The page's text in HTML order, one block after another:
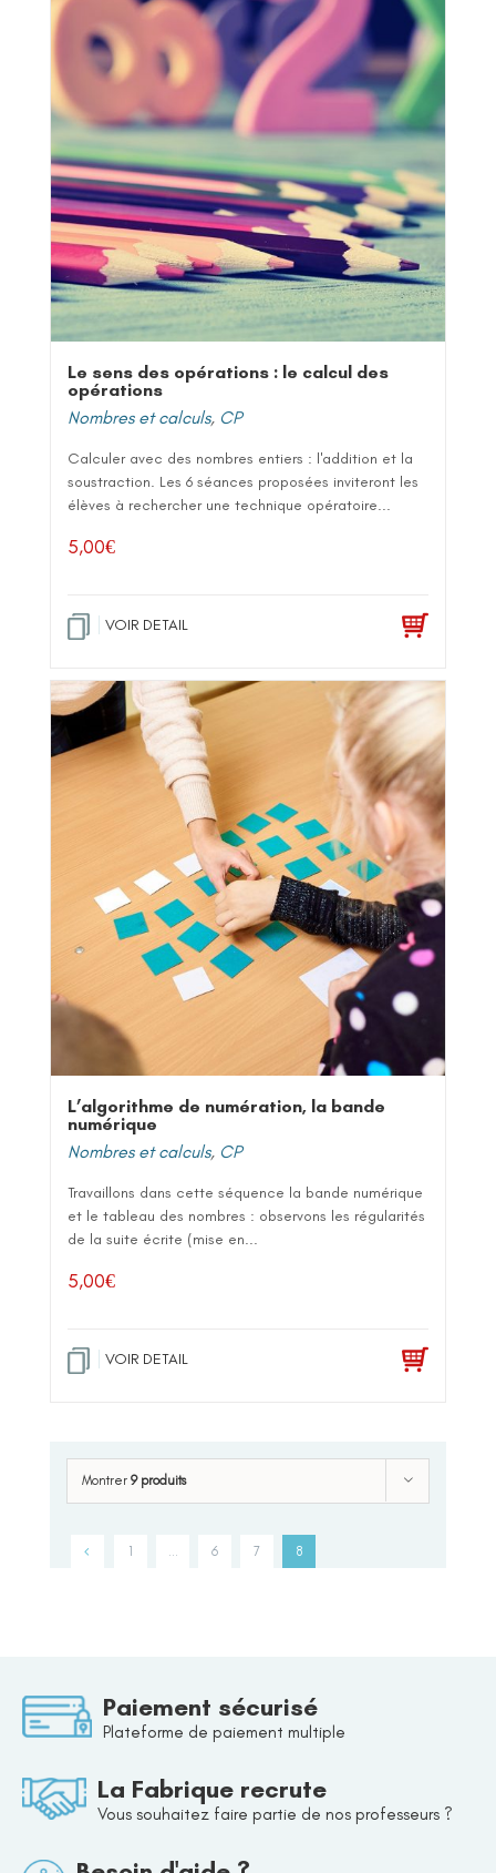
Le sens des opérations : le calcul des
opérations
Nombres et calculs, CP
Calculer avec des nombres entiers : l'addition et la
soustraction. Les 6 séances proposées inviteront les
élèves à rechercher une technique opératoire...
5,00€
VOIR DETAIL
L’algorithme de numération, la bande
numérique
Nombres et calculs, CP
Travaillons dans cette séquence la bande numérique
et le tableau des nombres : observons les régularités
de la suite écrite (mise en...
5,00€
VOIR DETAIL
Montrer 9 produits
1 6 7 8
Paiement sécurisé
Plateforme de paiement multiple
La Fabrique recrute
Vous souhaitez faire partie de nos professeurs ?